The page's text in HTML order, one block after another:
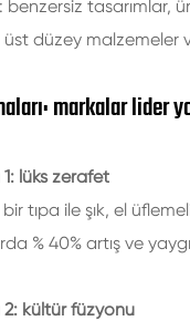
benzersiz tasarımlar,
düzey malzemeler
markalar lider
1: lüks zerafet
bir tıpa ile şık, el
% 40% artış ve
2: kültür füzyonu